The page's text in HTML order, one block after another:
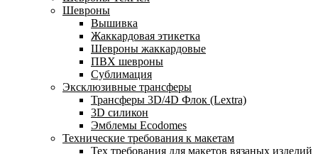
Шевроны
Вышивка
Жаккардовая этикетка
Шевроны жаккардовые
ПВХ шевроны
Сублимация
Эксклюзивные трансферы
Трансферы 3D/4D Флок (Lextra)
3D силикон
Эмблемы Ecodomes
Технические требования к макетам
Тех требования для макетов вязаных изделий